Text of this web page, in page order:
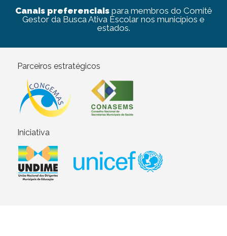
Canais preferenciaispara membros do Comitê
Gestor da Busca Ativa Escolar nos municípios e
estados.
Parceiros estratégicos
Iniciativa